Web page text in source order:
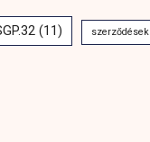
(11) szerződések